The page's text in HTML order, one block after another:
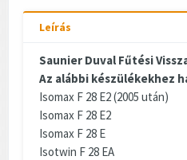
Leírás
Saunier Duval Fűtési
Az alábbi készülékekhez
Isomax F 28 E2 (2005 után)
Isomax F 28 E2
Isomax F 28 E
Isotwin F 28 EA